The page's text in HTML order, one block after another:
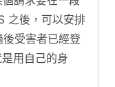
之後，可以安排
後受害者已經登
用自己的身